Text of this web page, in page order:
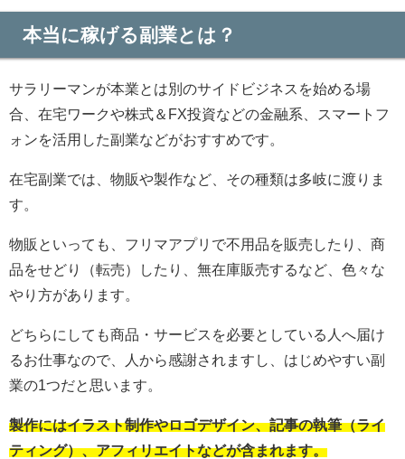
本当に稼げる副業とは？
サラリーマンが本業とは別のサイドビジネスを始める場
合、在宅ワークや株式＆FX投資などの金融系、スマートフ
ォンを活用した副業などがおすすめです。
在宅副業では、物販や製作など、その種類は多岐に渡りま
す。
物販といっても、フリマアプリで不用品を販売したり、商
品をせどり（転売）したり、無在庫販売するなど、色々な
やり方があります。
どちらにしても商品・サービスを必要としている人へ届け
るお仕事なので、人から感謝されますし、はじめやすい副
業の1つだと思います。
製作にはイラスト制作やロゴデザイン、記事の執筆（ライ
ティング）、アフィリエイトなどが含まれます。